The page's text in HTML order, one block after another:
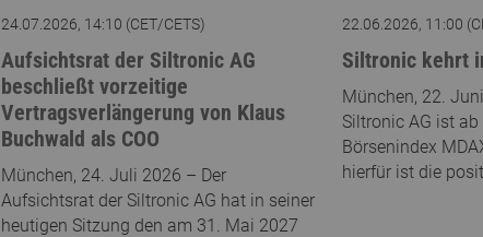
24.07.2026, 14:10 (CET/CETS)
Aufsichtsrat der Siltronic AG
beschließt vorzeitige
Vertragsverlängerung von Klaus
Buchwald als COO
München, 24. Juli 2026 – Der
Aufsichtsrat der Siltronic AG hat in seiner
heutigen Sitzung den am 31. Mai 2027
22.06.2026, 11:00
Siltronic kehrt
München, 22.
Siltronic AG ist
Börsenindex
hierfür ist die